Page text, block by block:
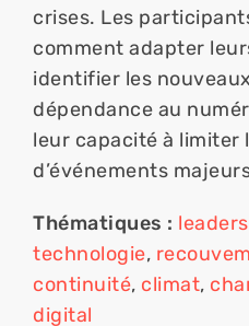
crises. Les
comment adapter
identifier les
dépendance au
leur capacité à limiter
d’événements
Thématiques :
technologie,
continuité, climat,
digital